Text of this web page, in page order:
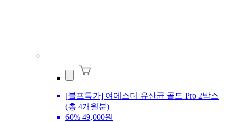
[블프특가] 여에스더 유산균 골드 Pro 2박스
(총 4개월분)
60% 49,000원